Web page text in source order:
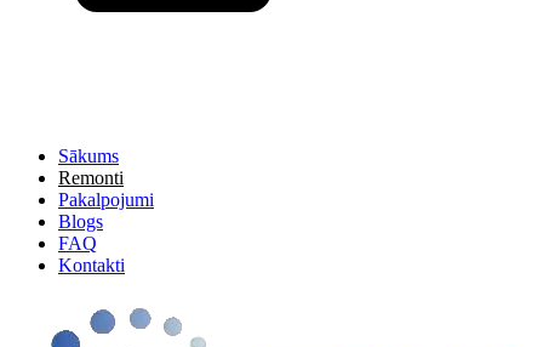
Sākums
Remonti
Pakalpojumi
Blogs
FAQ
Kontakti